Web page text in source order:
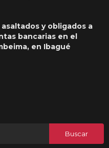
y obligados a
bancarias en el
en Ibagué